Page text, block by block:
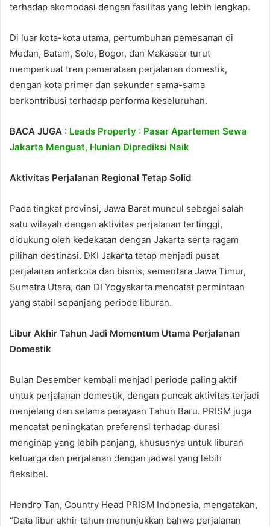
terhadap akomodasi dengan fasilitas yang lebih lengkap.
Di luar kota-kota utama, pertumbuhan pemesanan di
Medan, Batam, Solo, Bogor, dan Makassar turut
memperkuat tren pemerataan perjalanan domestik,
dengan kota primer dan sekunder sama-sama
berkontribusi terhadap performa keseluruhan.
BACA JUGA : Leads Property : Pasar Apartemen Sewa
Jakarta Menguat, Hunian Diprediksi Naik
Aktivitas Perjalanan Regional Tetap Solid
Pada tingkat provinsi, Jawa Barat muncul sebagai salah
satu wilayah dengan aktivitas perjalanan tertinggi,
didukung oleh kedekatan dengan Jakarta serta ragam
pilihan destinasi. DKI Jakarta tetap menjadi pusat
perjalanan antarkota dan bisnis, sementara Jawa Timur,
Sumatra Utara, dan DI Yogyakarta mencatat permintaan
yang stabil sepanjang periode liburan.
Libur Akhir Tahun Jadi Momentum Utama Perjalanan
Domestik
Bulan Desember kembali menjadi periode paling aktif
untuk perjalanan domestik, dengan puncak aktivitas terjadi
menjelang dan selama perayaan Tahun Baru. PRISM juga
mencatat peningkatan preferensi terhadap durasi
menginap yang lebih panjang, khususnya untuk liburan
keluarga dan perjalanan dengan jadwal yang lebih
fleksibel.
Hendro Tan, Country Head PRISM Indonesia, mengatakan,
“Data libur akhir tahun menunjukkan bahwa perjalanan